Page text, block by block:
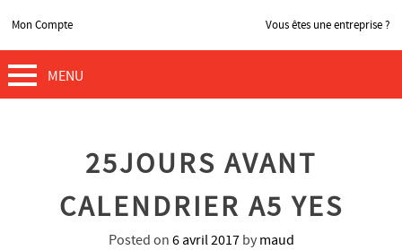
Mon Compte Vous êtes une entreprise ?
MENU
25JOURS AVANT
CALENDRIER A5 YES
Posted on 6 avril 2017by maud